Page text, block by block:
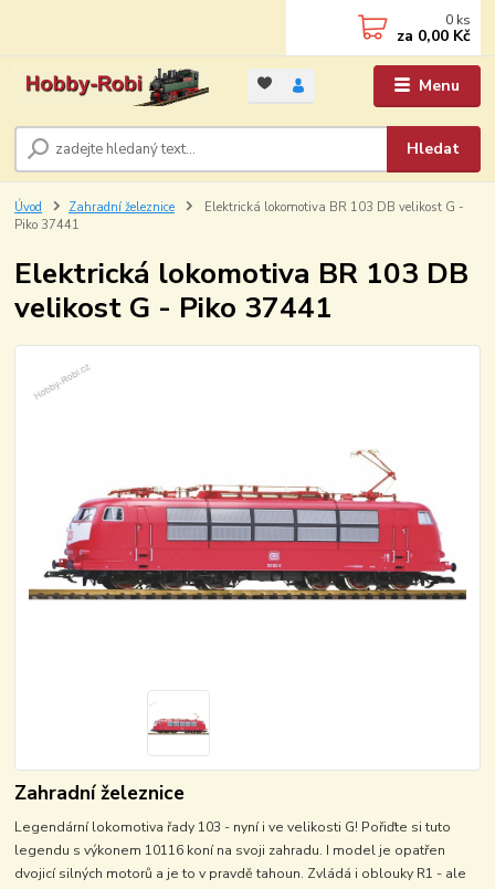
Menu
Hledat
0 ks
za 0,00 Kč
Úvod Zahradní železnice
Elektrická lokomotiva BR 103 DB velikost G -
Piko 37441
Elektrická lokomotiva BR 103 DB
velikost G - Piko 37441
Zahradní železnice
Legendární lokomotiva řady 103 - nyní i ve velikosti G! Pořiďte si tuto
legendu s výkonem 10116 koní na svoji zahradu. I model je opatřen
dvojicí silných motorů a je to v pravdě tahoun. Zvládá i oblouky R1 - ale